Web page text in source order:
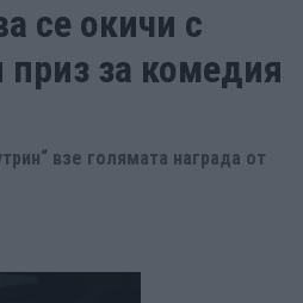
се окичи с
за комедия
взе голямата награда от